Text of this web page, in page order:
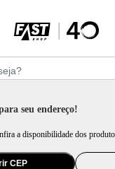
seu endereço!
a disponibilidade dos
CEP